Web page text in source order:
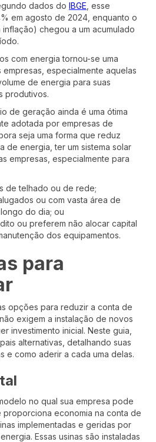
dados do IBGE , esse
em agosto de 2024, enquanto o
chegou a um acumulado
com energia tornou-se uma
especialmente aquelas
de energia para suas
produtivos.
de geração ainda é uma ótima
adotada por empresas de
seja uma forma que reduz
de energia, ter um sistema solar
empresas, especialmente para
de telhado ou de rede;
ou com vasta área de
do dia; ou
ou preferem não alocar capital
dos equipamentos.
para
opções para reduzir a conta de
exigem a instalação de novos
investimento inicial. Neste guia,
alternativas, detalhando suas
e como aderir a cada uma delas.
no qual sua empresa pode
proporciona economia na conta de
implementadas e geridas por
Essas usinas são instaladas